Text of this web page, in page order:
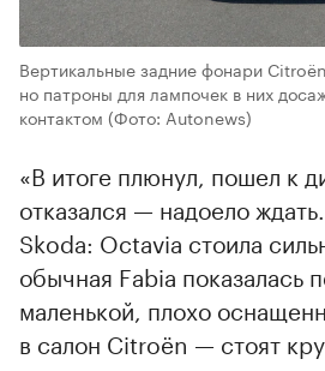
Вертикальные задние фонари
но патроны для лампочек в них
контактом (Фото: Autonews)
«В итоге плюнул, пошел к
отказался — надоело
Skoda: Octavia стоила
обычная Fabia показалась
маленькой, плохо
в салон Citroёn — стоят